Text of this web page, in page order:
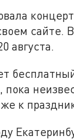
сайте.
августа.
пока
к